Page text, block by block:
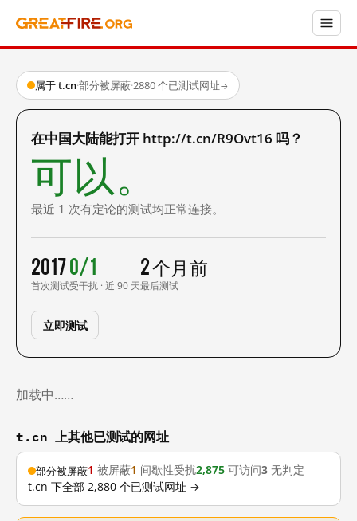
属于 t.cn·部分被屏蔽·2880 个已测试网址→
在中国大陆能打开 http://t.cn/R9Ovt16 吗？
可以。
最近 1 次有定论的测试均正常连接。
2017
首次测试
0/1
受干扰 · 近 90 天
2 个月前
最后测试
立即测试
加载中……
t.cn 上其他已测试的网址
部分被屏蔽1 被屏蔽1 间歇性受扰2,875 可访问3 无判定
t.cn 下全部 2,880 个已测试网址 →